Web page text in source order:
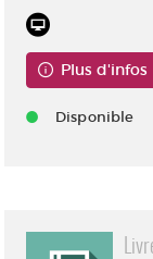
Plus d'infos
Disponible